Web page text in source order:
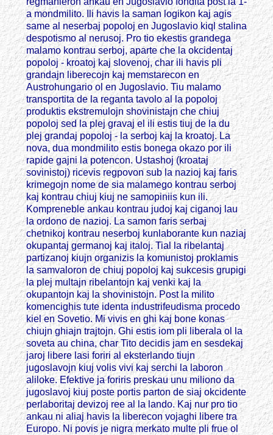
a mondmilito. Ili havis la saman logikon kaj agis
same al neserbaj popoloj en Jugoslavio kiql stalina
despotismo al nerusoj. Pro tio ekestis grandega
malamo kontrau serboj, aparte che la okcidentaj
popoloj - kroatoj kaj slovenoj, char ili havis pli
grandajn liberecojn kaj memstarecon en
Austrohungario ol en Jugoslavio. Tiu malamo
transportita de la reganta tavolo al la popoloj
produktis ekstremulojn shovinistajn che chiuj
popoloj sed la plej gravaj el ili estis tiuj de la du
plej grandaj popoloj - la serboj kaj la kroatoj. La
nova, dua mondmilito estis bonega okazo por ili
rapide gajni la potencon. Ustashoj (kroataj
sovinistoj) ricevis regpovon sub la nazioj kaj faris
krimegojn nome de sia malamego kontrau serboj
kaj kontrau chiuj kiuj ne samopiniis kun ili.
Kompreneble ankau kontrau judoj kaj ciganoj lau
la ordono de nazioj. La samon faris serbaj
chetnikoj kontrau neserboj kunlaborante kun naziaj
okupantaj germanoj kaj italoj. Tial la ribelantaj
partizanoj kiujn organizis la komunistoj proklamis
la samvaloron de chiuj popoloj kaj sukcesis grupigi
la plej multajn ribelantojn kaj venki kaj la
okupantojn kaj la shovinistojn. Post la milito
komencighis tute identa industrifeudisma procedo
kiel en Sovetio. Mi vivis en ghi kaj bone konas
chiujn ghiajn trajtojn. Ghi estis iom pli liberala ol la
soveta au china, char Tito decidis jam en sesdekaj
jaroj libere lasi foriri al eksterlando tiujn
jugoslavojn kiuj volis vivi kaj serchi la laboron
aliloke. Efektive ja foriris preskau unu miliono da
jugoslavoj kiuj poste portis parton de siaj okcidente
perlaboritaj devizoj ree al la lando. Kaj nur pro tio
ankau ni aliaj havis la liberecon vojaghi libere tra
Europo. Ni povis je nigra merkato multe pli frue ol